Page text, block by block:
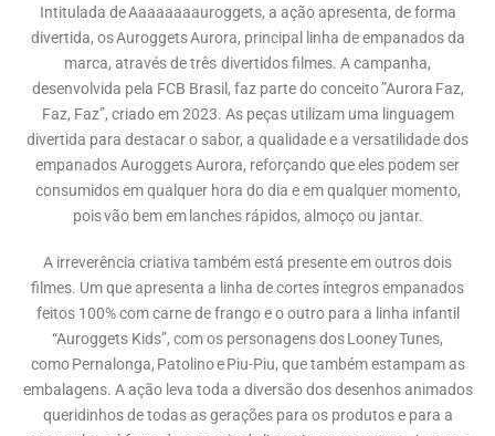
Intitulada de Aaaaaaaauroggets, a ação apresenta, de forma
divertida, os Auroggets Aurora, principal linha de empanados da
marca, através de três divertidos filmes. A campanha,
desenvolvida pela FCB Brasil, faz parte do conceito ”Aurora Faz,
Faz, Faz”, criado em 2023. As peças utilizam uma linguagem
divertida para destacar o sabor, a qualidade e a versatilidade dos
empanados Auroggets Aurora, reforçando que eles podem ser
consumidos em qualquer hora do dia e em qualquer momento,
pois vão bem em lanches rápidos, almoço ou jantar.
A irreverência criativa também está presente em outros dois
filmes. Um que apresenta a linha de cortes íntegros empanados
feitos 100% com carne de frango e o outro para a linha infantil
“Auroggets Kids”, com os personagens dos Looney Tunes,
como Pernalonga, Patolino e Piu-Piu, que também estampam as
embalagens. A ação leva toda a diversão dos desenhos animados
queridinhos de todas as gerações para os produtos e para a